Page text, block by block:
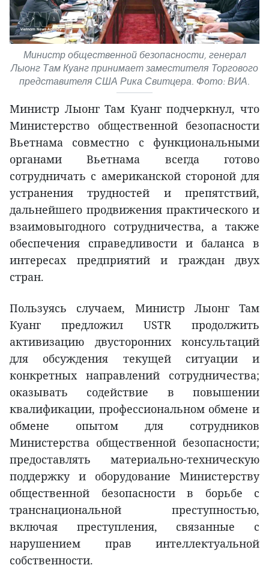
Министр общественной безопасности, генерал
Лыонг Там Куанг принимает заместителя Торгового
представителя США Рика Свитцера. Фото: ВИА.
Министр Лыонг Там Куанг подчеркнул, что
Министерство общественной безопасности
Вьетнама совместно с функциональными
органами Вьетнама всегда готово
сотрудничать с американской стороной для
устранения трудностей и препятствий,
дальнейшего продвижения практического и
взаимовыгодного сотрудничества, а также
обеспечения справедливости и баланса в
интересах предприятий и граждан двух
стран.
Пользуясь случаем, Министр Лыонг Там
Куанг предложил USTR продолжить
активизацию двусторонних консультаций
для обсуждения текущей ситуации и
конкретных направлений сотрудничества;
оказывать содействие в повышении
квалификации, профессиональном обмене и
обмене опытом для сотрудников
Министерства общественной безопасности;
предоставлять материально-техническую
поддержку и оборудование Министерству
общественной безопасности в борьбе с
транснациональной преступностью,
включая преступления, связанные с
нарушением прав интеллектуальной
собственности.